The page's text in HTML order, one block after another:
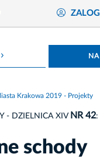
ROZWIŃ MENU Krakowa 2019 - Projekty
- DZIELNICA XIV NR 42:
schody